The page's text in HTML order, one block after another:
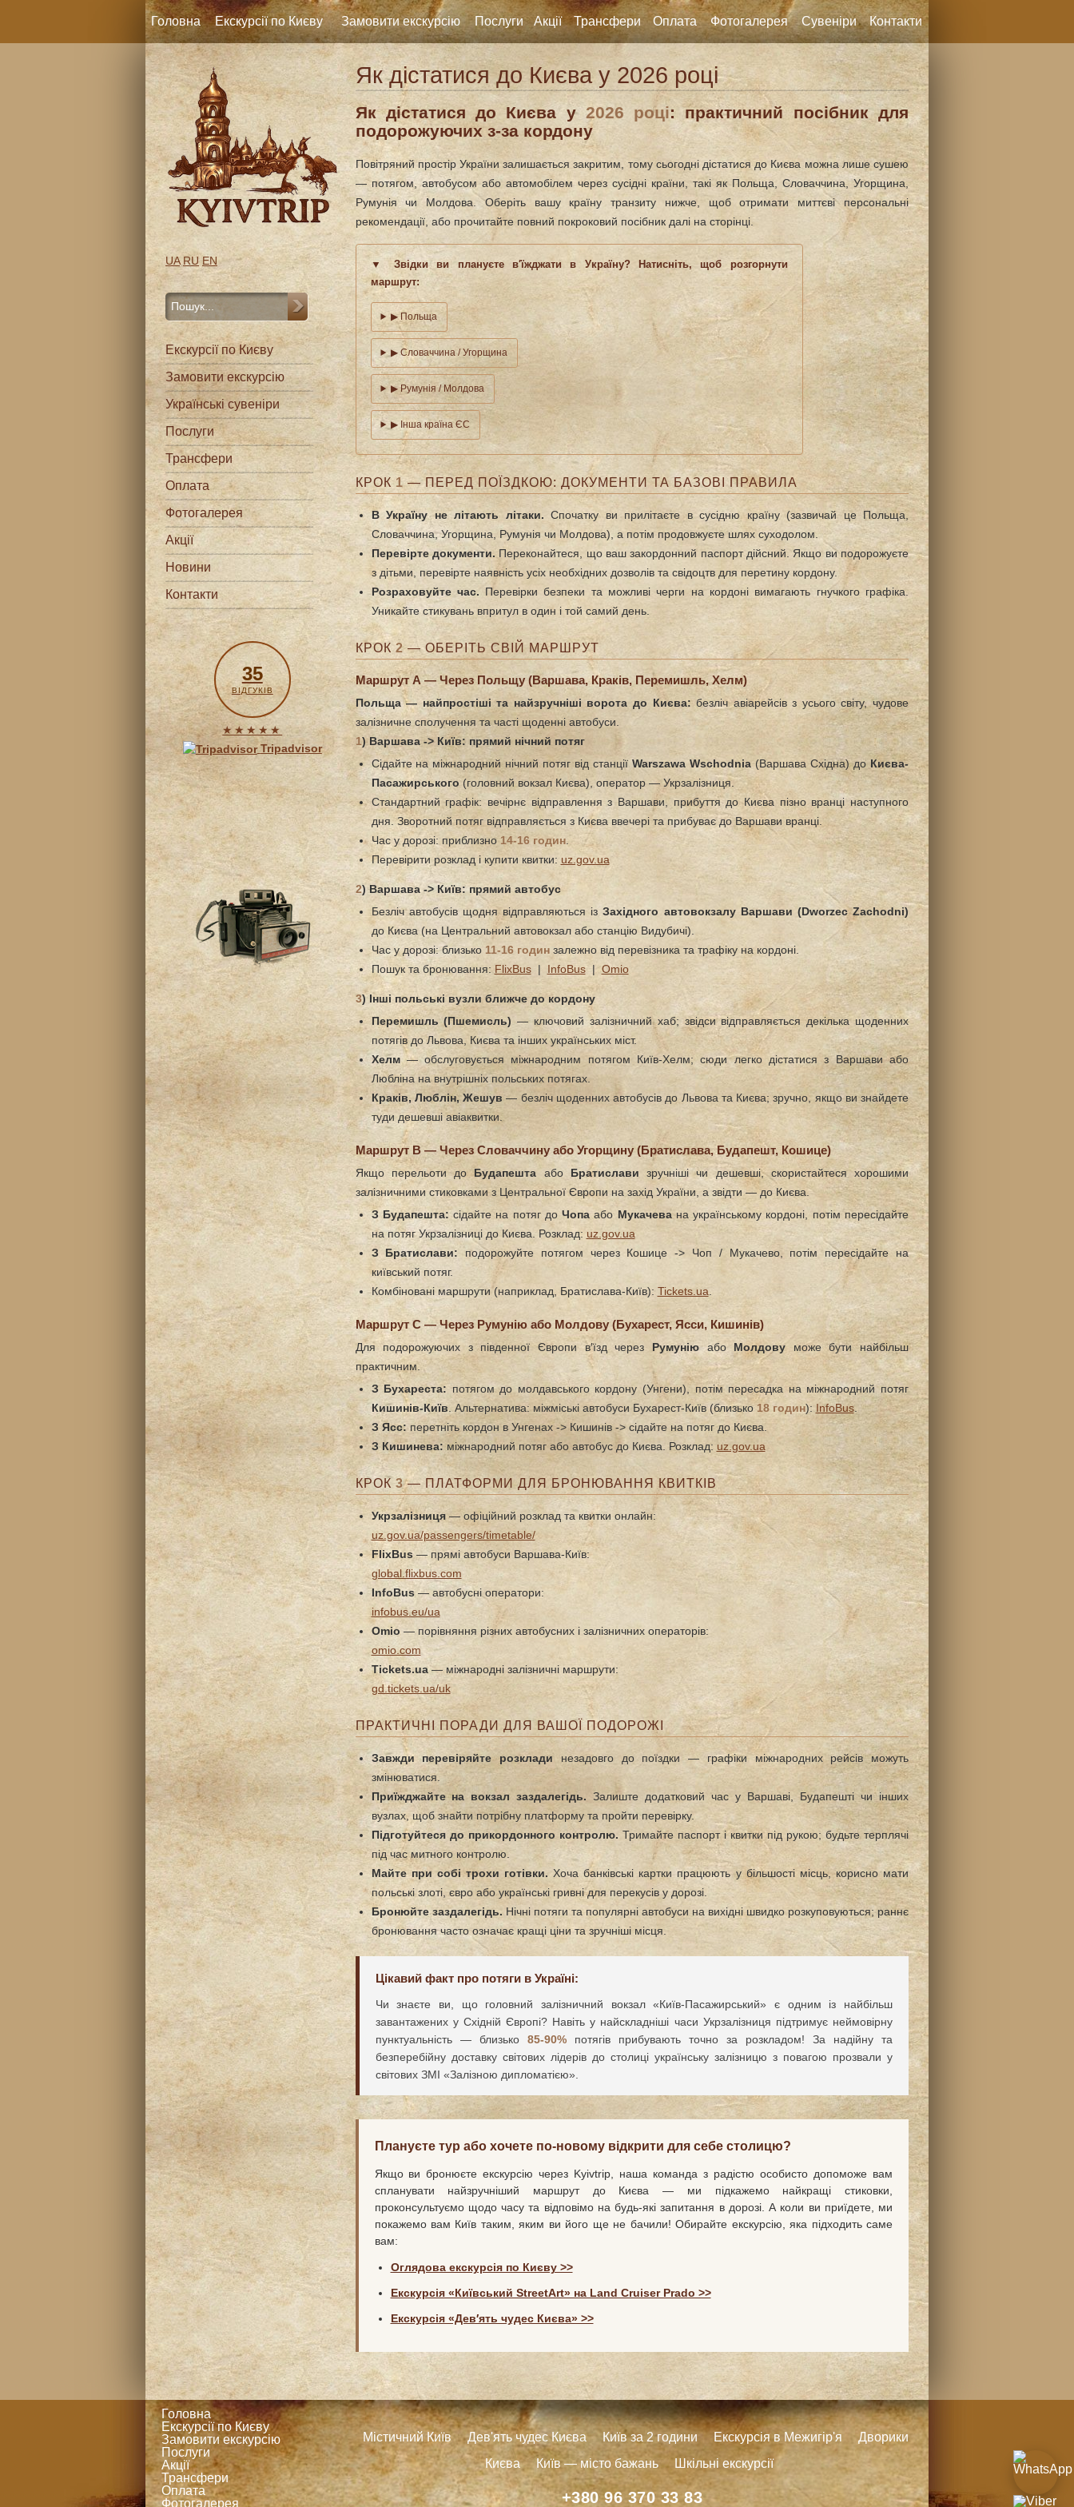
Головна Екскурсії по Києву Замовити екскурсію Послуги Акції Трансфери Оплата Фотогалерея Сувеніри Контакти
UA RU EN
Екскурсії по Києву
Замовити екскурсію
Українські сувеніри
Послуги
Трансфери
Оплата
Фотогалерея
Акції
Новини
Контакти
35
ВІДГУКІВ
★★★★★
Tripadvisor
Як дістатися до Києва у 2026 році
Як дістатися до Києва у 2026 році: практичний посібник для
подорожуючих з-за кордону
Повітряний простір України залишається закритим, тому сьогодні дістатися до Києва можна лише сушею
— потягом, автобусом або автомобілем через сусідні країни, такі як Польща, Словаччина, Угорщина,
Румунія чи Молдова. Оберіть вашу країну транзиту нижче, щоб отримати миттєві персональні
рекомендації, або прочитайте повний покроковий посібник далі на сторінці.
▼ Звідки ви плануєте в′їжджати в Україну? Натисніть, щоб розгорнути
маршрут:
▶ Польща
▶ Словаччина / Угорщина
▶ Румунія / Молдова
▶ Інша країна ЄС
КРОК1— ПЕРЕД ПОЇЗДКОЮ: ДОКУМЕНТИ ТА БАЗОВІ ПРАВИЛА
В Україну не літають літаки. Спочатку ви прилітаєте в сусідню країну (зазвичай це Польща,
Словаччина, Угорщина, Румунія чи Молдова), а потім продовжуєте шлях суходолом.
Перевірте документи. Переконайтеся, що ваш закордонний паспорт дійсний. Якщо ви подорожуєте
з дітьми, перевірте наявність усіх необхідних дозволів та свідоцтв для перетину кордону.
Розраховуйте час. Перевірки безпеки та можливі черги на кордоні вимагають гнучкого графіка.
Уникайте стикувань впритул в один і той самий день.
КРОК 2— ОБЕРІТЬ СВІЙ МАРШРУТ
Маршрут А — Через Польщу (Варшава, Краків, Перемишль, Хелм)
Польща — найпростіші та найзручніші ворота до Києва: безліч авіарейсів з усього світу, чудове
залізничне сполучення та часті щоденні автобуси.
1) Варшава -> Київ: прямий нічний потяг
Сідайте на міжнародний нічний потяг від станціїWarszawa Wschodnia (Варшава Східна) до Києва-
Пасажирського(головний вокзал Києва), оператор — Укрзалізниця.
Стандартний графік: вечірнє відправлення з Варшави, прибуття до Києва пізно вранці наступного
дня. Зворотний потяг відправляється з Києва ввечері та прибуває до Варшави вранці.
Час у дорозі: приблизно 14-16 годин.
Перевірити розклад і купити квитки: uz.gov.ua
2) Варшава -> Київ: прямий автобус
Безліч автобусів щодня відправляються ізЗахідного автовокзалу Варшави (Dworzec Zachodni)
до Києва (на Центральний автовокзал або станцію Видубичі).
Час у дорозі: близько 11-16 годинзалежно від перевізника та трафіку на кордоні.
Пошук та бронювання: FlixBus| InfoBus|Omio
3) Інші польські вузли ближче до кордону
Перемишль (Пшемисль) — ключовий залізничний хаб; звідси відправляється декілька щоденних
потягів до Львова, Києва та інших українських міст.
Хелм— обслуговується міжнародним потягом Київ-Хелм; сюди легко дістатися з Варшави або
Любліна на внутрішніх польських потягах.
Краків, Люблін, Жешув — безліч щоденних автобусів до Львова та Києва; зручно, якщо ви знайдете
туди дешевші авіаквитки.
Маршрут B — Через Словаччину або Угорщину (Братислава, Будапешт, Кошице)
Якщо перельоти доБудапешта або Братислави зручніші чи дешевші, скористайтеся хорошими
залізничними стиковками з Центральної Європи на захід України, а звідти — до Києва.
З Будапешта:сідайте на потяг доЧопа або Мукачевана українському кордоні, потім пересідайте
на потяг Укрзалізниці до Києва. Розклад: uz.gov.ua
З Братислави: подорожуйте потягом через Кошице -> Чоп / Мукачево, потім пересідайте на
київський потяг.
Комбіновані маршрути (наприклад, Братислава-Київ): Tickets.ua
Маршрут C — Через Румунію або Молдову (Бухарест, Ясси, Кишинів)
Для подорожуючих з південної Європи в′їзд через Румуніюабо Молдову може бути найбільш
практичним.
З Бухареста: потягом до молдавського кордону (Унгени), потім пересадка на міжнародний потяг
Кишинів-Київ . Альтернатива: міжміські автобуси Бухарест-Київ (близько 18 годин): InfoBus.
З Ясс:перетніть кордон в Унгенах -> Кишинів -> сідайте на потяг до Києва.
З Кишинева: міжнародний потяг або автобус до Києва. Розклад: uz.gov.ua
КРОК 3— ПЛАТФОРМИ ДЛЯ БРОНЮВАННЯ КВИТКІВ
Укрзалізниця— офіційний розклад та квитки онлайн:
uz.gov.ua/passengers/timetable/
FlixBus— прямі автобуси Варшава-Київ:
global.flixbus.com
InfoBus— автобусні оператори:
infobus.eu/ua
Omio — порівняння різних автобусних і залізничних операторів:
omio.com
Tickets.ua— міжнародні залізничні маршрути:
gd.tickets.ua/uk
ПРАКТИЧНІ ПОРАДИ ДЛЯ ВАШОЇ ПОДОРОЖІ
Завжди перевіряйте розклади незадовго до поїздки — графіки міжнародних рейсів можуть
змінюватися.
Приїжджайте на вокзал заздалегідь. Залиште додатковий час у Варшаві, Будапешті чи інших
вузлах, щоб знайти потрібну платформу та пройти перевірку.
Підготуйтеся до прикордонного контролю. Тримайте паспорт і квитки під рукою; будьте терплячі
під час митного контролю.
Майте при собі трохи готівки. Хоча банківські картки працюють у більшості місць, корисно мати
польські злоті, євро або українські гривні для перекусів у дорозі.
Бронюйте заздалегідь. Нічні потяги та популярні автобуси на вихідні швидко розкуповуються; раннє
бронювання часто означає кращі ціни та зручніші місця.
Цікавий факт про потяги в Україні:
Чи знаєте ви, що головний залізничний вокзал «Київ-Пасажирський» є одним із найбільш
завантажених у Східній Європі? Навіть у найскладніші часи Укрзалізниця підтримує неймовірну
пунктуальність — близько 85-90%потягів прибувають точно за розкладом! За надійну та
безперебійну доставку світових лідерів до столиці українську залізницю з повагою прозвали у
світових ЗМІ «Залізною дипломатією».
Плануєте тур або хочете по-новому відкрити для себе столицю?
Якщо ви бронюєте екскурсію через Kyivtrip, наша команда з радістю особисто допоможе вам
спланувати найзручніший маршрут до Києва — ми підкажемо найкращі стиковки,
проконсультуємо щодо часу та відповімо на будь-які запитання в дорозі. А коли ви приїдете, ми
покажемо вам Київ таким, яким ви його ще не бачили! Обирайте екскурсію, яка підходить саме
вам:
Оглядова екскурсія по Києву >>
Екскурсія «Київський StreetArt» на Land Cruiser Prado >>
Екскурсія «Дев′ять чудес Києва» >>
Головна
Екскурсії по Києву
Замовити екскурсію
Послуги
Акції
Трансфери
Оплата
Фотогалерея
Містичний Київ Дев'ять чудес Києва Київ за 2 години Екскурсія в Межигір'я
Дворики
Києва
Київ — місто бажань Шкільні екскурсії
+380 96 370 33 83